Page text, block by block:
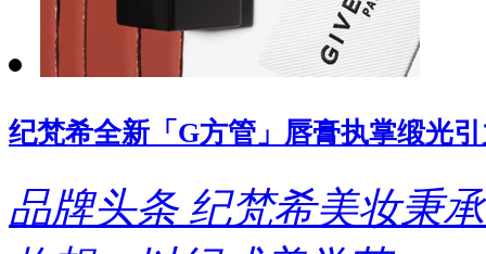
纪梵希全新「G方管」唇膏执掌缎光
品牌头条 纪梵希美妆秉